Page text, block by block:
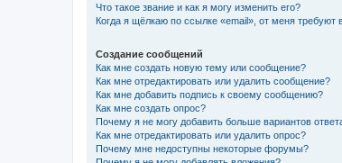
Что такое звание и как я могу изменить его?
Когда я щёлкаю по ссылке «email», от меня требуют
Создание сообщений
Как мне создать новую тему или сообщение?
Как мне отредактировать или удалить сообщение?
Как мне добавить подпись к своему сообщению?
Как мне создать опрос?
Почему я не могу добавить больше вариантов
Как мне отредактировать или удалить опрос?
Почему мне недоступны некоторые форумы?